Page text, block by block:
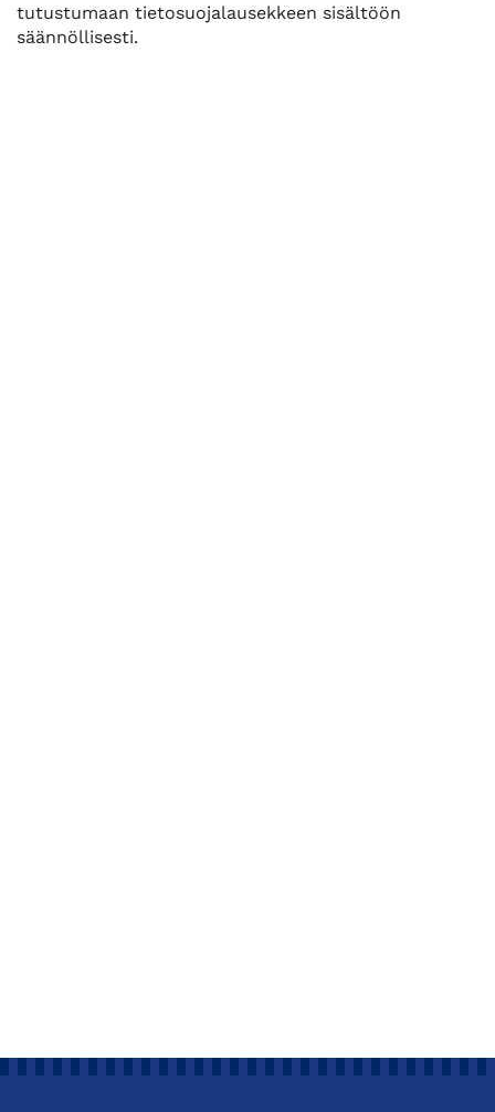
tutustumaan tietosuojalausekkeen sisältöön
säännöllisesti.